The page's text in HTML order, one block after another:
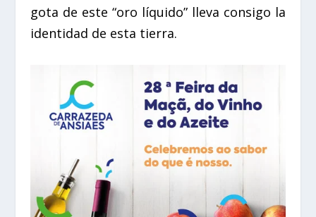
gota de este “oro líquido” lleva consigo la
identidad de esta tierra.